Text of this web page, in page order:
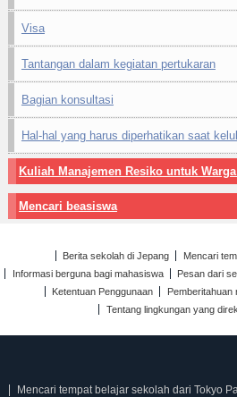
Visa
Tantangan dalam kegiatan pertukaran
Bagian konsultasi
Hal-hal yang harus diperhatikan saat
Kuliah Manajemen Resiko untuk
Mencari beasiswa
Berita sekolah di Jepang
Mencari
Informasi berguna bagi mahasiswa
Pesan dari
Ketentuan Penggunaan
Pemberitahuan
Tentang lingkungan yang
Mencari tempat belajar sekolah dari Tokyo